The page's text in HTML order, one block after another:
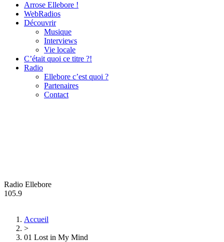
Arrose Ellebore !
WebRadios
Découvrir
Musique
Interviews
Vie locale
C’était quoi ce titre ?!
Radio
Ellebore c’est quoi ?
Partenaires
Contact
Radio Ellebore
105.9
Accueil
>
01 Lost in My Mind